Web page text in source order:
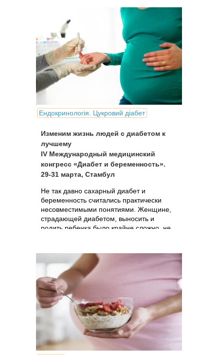
Ендокринологія. Цукровий діабет
Изменим жизнь людей с диабетом к
лучшему
IV Международный медицинский
конгресс «Диабет и беременность».
29-31 марта, Стамбул
Не так давно сахарный диабет и
беременность считались практически
несовместимыми понятиями. Женщине,
страдающей диабетом, выносить и
родить ребенка было крайне сложно, не